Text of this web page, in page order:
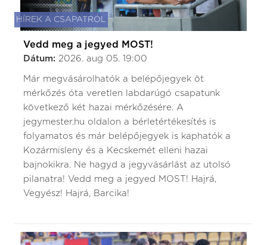
HÍREK A CSAPATRÓL
Vedd meg a jegyed MOST!
Dátum: 2026. aug 05. 19:00
Már megvásárolhatók a belépőjegyek öt
mérkőzés óta veretlen labdarúgó csapatunk
következő két hazai mérkőzésére. A
jegymester.hu oldalon a bérletértékesítés is
folyamatos és már belépőjegyek is kaphatók a
Kozármisleny és a Kecskemét elleni hazai
bajnokikra. Ne hagyd a jegyvásárlást az utolsó
pilanatra! Vedd meg a jegyed MOST! Hajrá,
Vegyész! Hajrá, Barcika!